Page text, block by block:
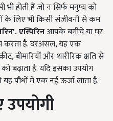
होती हैं जो न सिर्फ मनुष्य को
के लिए भी किसी संजीवनी से कम
'. एस्पिरिनआपके बगीचे या घर
करता है. दरअसल, यह एक
बीमारियों और शारीरिक क्षति से
को बढ़ाता है. यदि इसका उपयोग
पौधों में एक नई ऊर्जा लाता है.